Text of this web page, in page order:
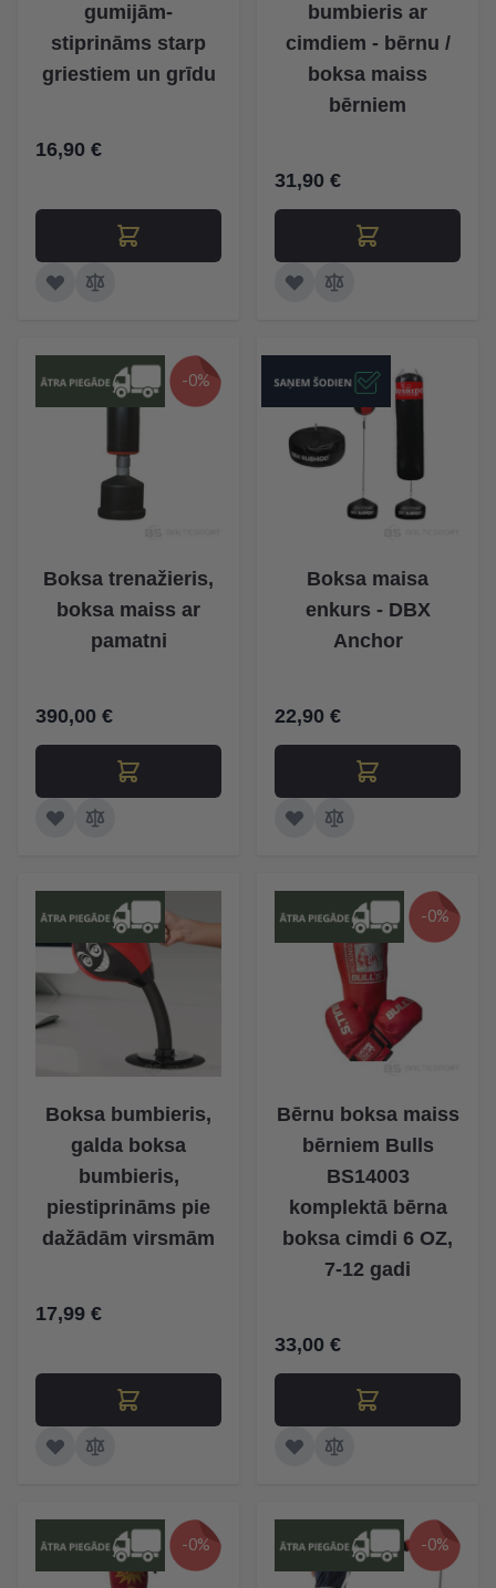
gumijām-
stiprināms starp
griestiem un grīdu
16,90 €
bumbieris ar
cimdiem - bērnu /
boksa maiss
bērniem
31,90 €
-0%
Boksa trenažieris,
boksa maiss ar
pamatni
390,00 €
Boksa maisa
enkurs - DBX
Anchor
22,90 €
Boksa bumbieris,
galda boksa
bumbieris,
piestiprināms pie
dažādām virsmām
17,99 €
-0%
Bērnu boksa maiss
bērniem Bulls
BS14003
komplektā bērna
boksa cimdi 6 OZ,
7-12 gadi
33,00 €
-0% -0%